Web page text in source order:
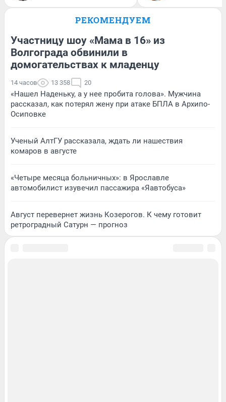
РЕКОМЕНДУЕМ
Участницу шоу «Мама в 16» из
Волгограда обвинили в
домогательствах к младенцу
14 часов 13 358 20
«Нашел Наденьку, а у нее пробита голова». Мужчина
рассказал, как потерял жену при атаке БПЛА в Архипо-
Осиповке
Ученый АлтГУ рассказала, ждать ли нашествия
комаров в августе
«Четыре месяца больничных»: в Ярославле
автомобилист изувечил пассажира «Яавтобуса»
Август перевернет жизнь Козерогов. К чему готовит
ретроградный Сатурн — прогноз